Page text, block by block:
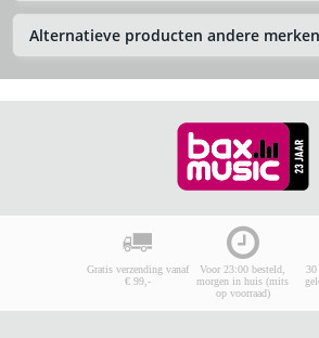
Alternatieve producten andere merken
Gratis verzending vanaf
€ 99,-
Voor 23:00 besteld,
morgen in huis (mits
op voorraad)
30